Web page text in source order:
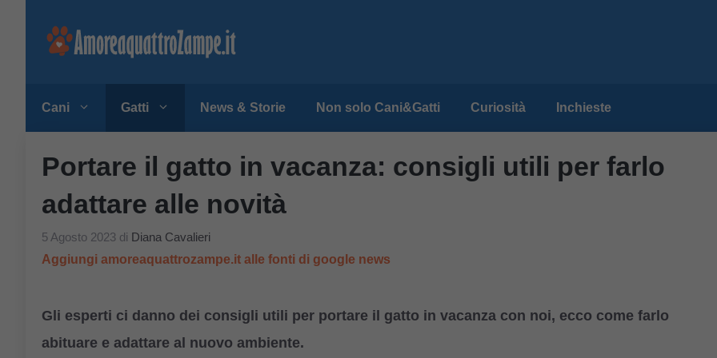
Cani Gatti News & Storie Non solo Cani&Gatti Curiosità Inchieste
Portare il gatto in vacanza: consigli utili per farlo
adattare alle novità
5 Agosto 2023 di Diana Cavalieri
Aggiungi amoreaquattrozampe.it alle fonti di google news
Gli esperti ci danno dei consigli utili per portare il gatto in vacanza con noi, ecco come farlo
abituare e adattare al nuovo ambiente.